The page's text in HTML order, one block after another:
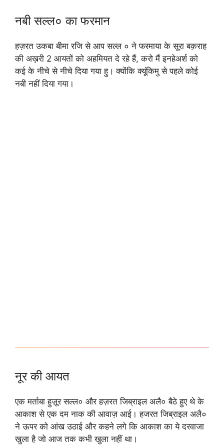
नबी सल्ल० का फरमान
हज़रत उकबा बीमा रजि से आप सल्ल ० ने फरमाया के सूरा बक़राह
की अख़री 2 आयतों को अहमियत दे रहे हैं, करो मैं इनहेअर्श को
कई के नीचे से नीचे दिया गया हु। क्योंकि क्यूंकिमु से पहले कोई
नबी नहीं दिया गया।
नूर की आयत
एक मर्ताबा हुज़ूर सल्ल० और हज़रत जिब्राइल अलै० बैठे हुए थे के
आकाश से एक दम नाक की आवाज़ आई। हजरत जिब्राइल अलै०
ने ऊपर को आंख उठाई और कहने लगे कि आकाश का ये दरवाजा
खुला है जो आज तक कभी खुला नहीं था।